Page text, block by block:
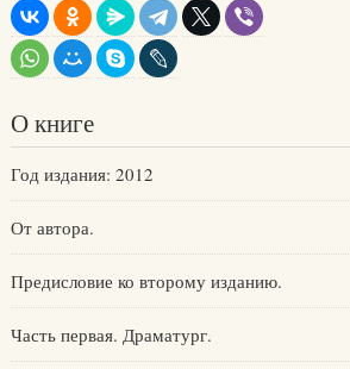
О книге
Год издания: 2012
От автора.
Предисловие ко второму изданию.
Часть первая. Драматург.